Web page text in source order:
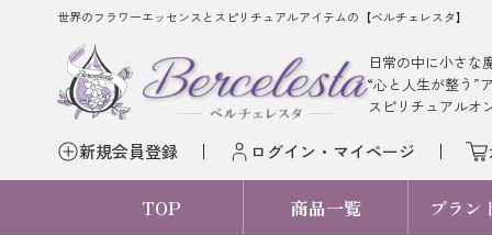
世界のフラワーエッセンスとスピリチュアルアイテムの【ベルチェレスタ】
日常の中に小さな
“心と人生が整う”
スピリチュアルオ
新規会員登録 ログイン・マイページ
TOP 商品一覧 ブラン